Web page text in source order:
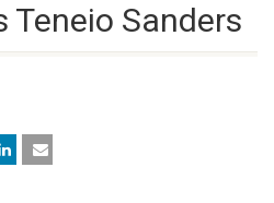
Teneio Sanders